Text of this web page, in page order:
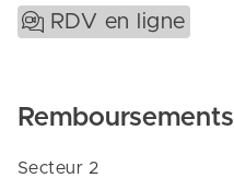
RDV en ligne
Remboursements
Secteur 2